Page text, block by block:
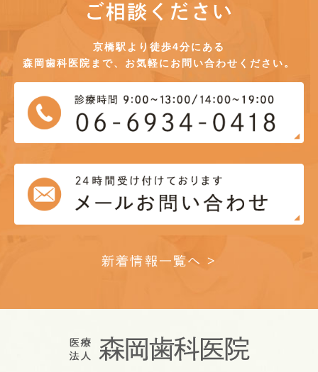
ご相談ください
京橋駅より徒歩4分にある
森岡歯科医院まで、お気軽にお問い合わせください。
新着情報一覧へ >